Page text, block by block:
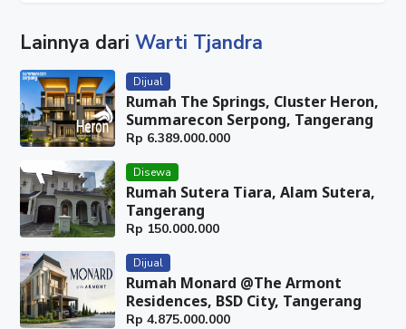
Lainnya dariWarti Tjandra
Dijual
Rumah The Springs, Cluster Heron,
Summarecon Serpong, Tangerang
Rp 6.389.000.000
Disewa
Rumah Sutera Tiara, Alam Sutera,
Tangerang
Rp 150.000.000
Dijual
Rumah Monard @The Armont
Residences, BSD City, Tangerang
Rp 4.875.000.000